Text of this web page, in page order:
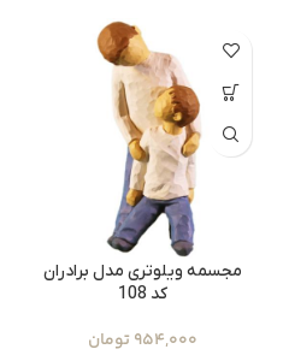
مجسمه ویلوتری مدل برادران
کد 108
954,000تومان